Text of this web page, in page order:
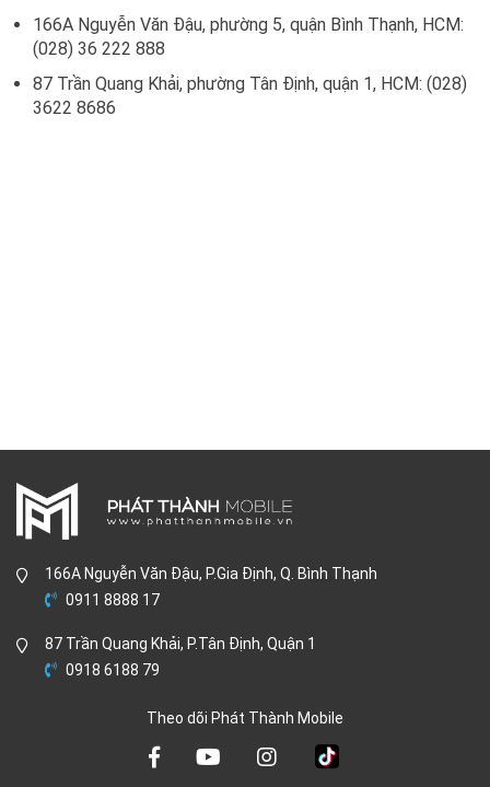
166A Nguyễn Văn Đậu, phường 5, quận Bình Thạnh, HCM:
(028) 36 222 888
87 Trần Quang Khải, phường Tân Định, quận 1, HCM: (028)
3622 8686
166A Nguyễn Văn Đậu, P.Gia Định, Q. Bình Thạnh
0911 8888 17
87 Trần Quang Khải, P.Tân Định, Quận 1
0918 6188 79
Theo dõi Phát Thành Mobile